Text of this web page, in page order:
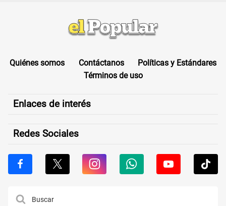
Quiénes somos Contáctanos
Políticas y Estándares
Términos de uso
Enlaces de interés
Redes Sociales